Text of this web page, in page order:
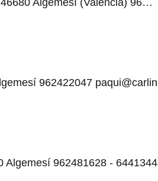
Algemesí (Valencia) 96…
962422047
Algemesí 962481628 -